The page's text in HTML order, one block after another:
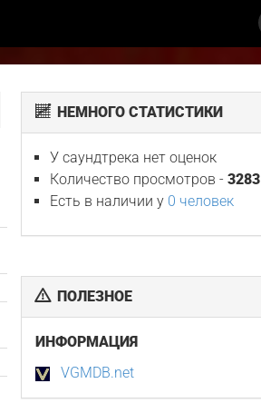
НЕМНОГО СТАТИСТИКИ
У саундтрека нет оценок
Количество просмотров -3283
Есть в наличии у 0 человек
ПОЛЕЗНОЕ
ИНФОРМАЦИЯ
VGMDB.net